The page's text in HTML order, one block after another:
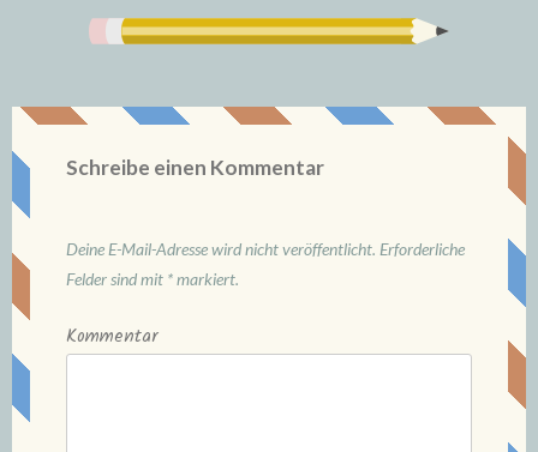
Schreibe einen Kommentar
Deine E-Mail-Adresse wird nicht veröffentlicht. Erforderliche
Felder sind mit *markiert.
Kommentar